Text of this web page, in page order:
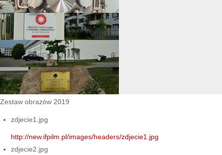
Zestaw obrazów 2019
zdjecie1.jpg
http://new.ifpilm.pl/images/headers/zdjecie1.jpg
zdjecie2.jpg